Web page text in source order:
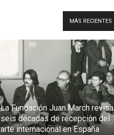
MÁS RECIENTES
La Fundación Juan March revisa
seis décadas de recepción del
arte internacional en España